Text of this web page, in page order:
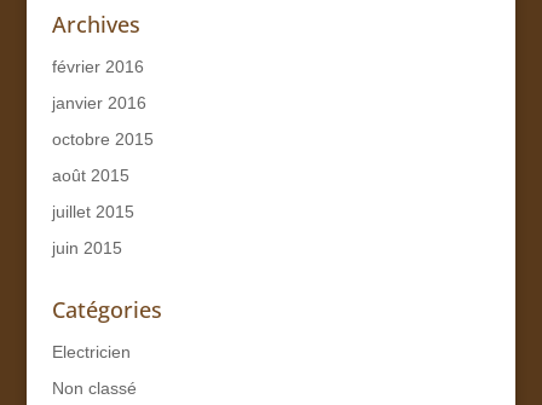
Archives
février 2016
janvier 2016
octobre 2015
août 2015
juillet 2015
juin 2015
Catégories
Electricien
Non classé